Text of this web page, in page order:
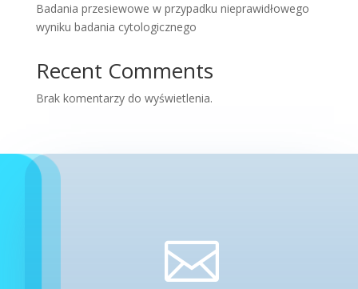
Badania przesiewowe w przypadku nieprawidłowego
wyniku badania cytologicznego
Recent Comments
Brak komentarzy do wyświetlenia.
